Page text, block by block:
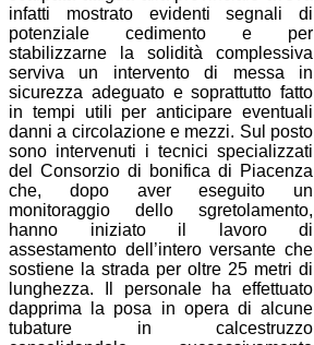
infatti mostrato evidenti segnali di
potenziale cedimento e per
stabilizzarne la solidità complessiva
serviva un intervento di messa in
sicurezza adeguato e soprattutto fatto
in tempi utili per anticipare eventuali
danni a circolazione e mezzi. Sul posto
sono intervenuti i tecnici specializzati
del Consorzio di bonifica di Piacenza
che, dopo aver eseguito un
monitoraggio dello sgretolamento,
hanno iniziato il lavoro di
assestamento dell’intero versante che
sostiene la strada per oltre 25 metri di
lunghezza. Il personale ha effettuato
dapprima la posa in opera di alcune
tubature in calcestruzzo